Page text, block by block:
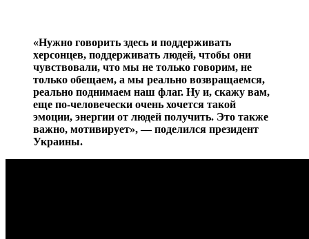
«Нужно говорить здесь и поддерживать
херсонцев, поддерживать людей, чтобы они
чувствовали, что мы не только говорим, не
только обещаем, а мы реально возвращаемся,
реально поднимаем наш флаг. Ну и, скажу вам,
еще по-человечески очень хочется такой
эмоции, энергии от людей получить. Это также
важно, мотивирует», — поделился президент
Украины.